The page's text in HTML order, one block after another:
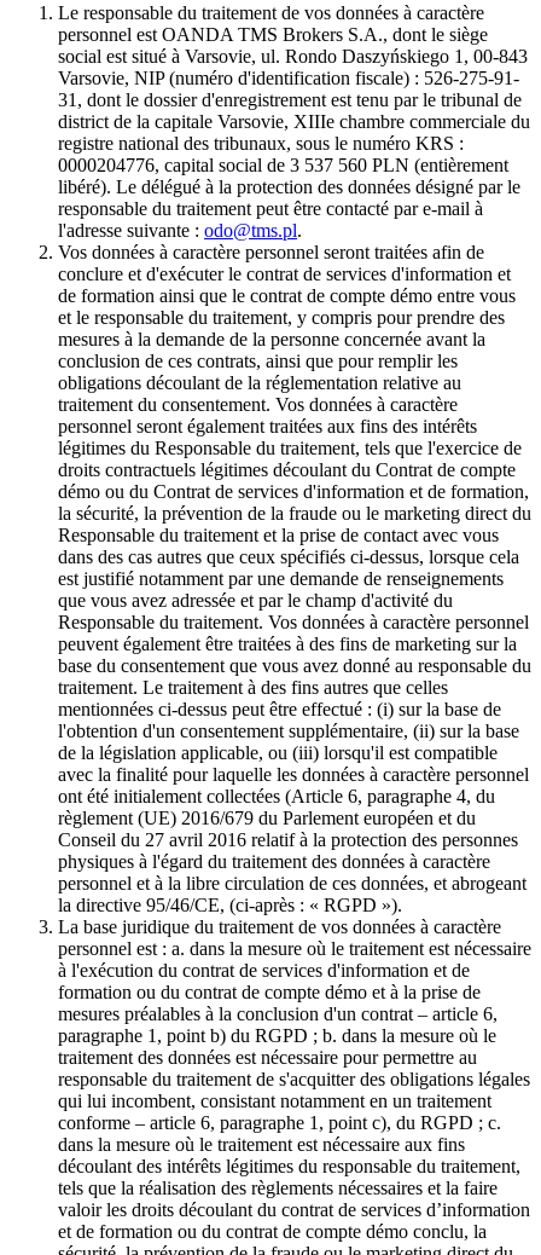
Le responsable du traitement de vos données à caractère
personnel est OANDA TMS Brokers S.A., dont le siège
social est situé à Varsovie, ul. Rondo Daszyńskiego 1, 00-843
Varsovie, NIP (numéro d'identification fiscale) : 526-275-91-
31, dont le dossier d'enregistrement est tenu par le tribunal de
district de la capitale Varsovie, XIIIe chambre commerciale du
registre national des tribunaux, sous le numéro KRS :
0000204776, capital social de 3 537 560 PLN (entièrement
libéré). Le délégué à la protection des données désigné par le
responsable du traitement peut être contacté par e-mail à
l'adresse suivante : odo@tms.pl.
Vos données à caractère personnel seront traitées afin de
conclure et d'exécuter le contrat de services d'information et
de formation ainsi que le contrat de compte démo entre vous
et le responsable du traitement, y compris pour prendre des
mesures à la demande de la personne concernée avant la
conclusion de ces contrats, ainsi que pour remplir les
obligations découlant de la réglementation relative au
traitement du consentement. Vos données à caractère
personnel seront également traitées aux fins des intérêts
légitimes du Responsable du traitement, tels que l'exercice de
droits contractuels légitimes découlant du Contrat de compte
démo ou du Contrat de services d'information et de formation,
la sécurité, la prévention de la fraude ou le marketing direct du
Responsable du traitement et la prise de contact avec vous
dans des cas autres que ceux spécifiés ci-dessus, lorsque cela
est justifié notamment par une demande de renseignements
que vous avez adressée et par le champ d'activité du
Responsable du traitement. Vos données à caractère personnel
peuvent également être traitées à des fins de marketing sur la
base du consentement que vous avez donné au responsable du
traitement. Le traitement à des fins autres que celles
mentionnées ci-dessus peut être effectué : (i) sur la base de
l'obtention d'un consentement supplémentaire, (ii) sur la base
de la législation applicable, ou (iii) lorsqu'il est compatible
avec la finalité pour laquelle les données à caractère personnel
ont été initialement collectées (Article 6, paragraphe 4, du
règlement (UE) 2016/679 du Parlement européen et du
Conseil du 27 avril 2016 relatif à la protection des personnes
physiques à l'égard du traitement des données à caractère
personnel et à la libre circulation de ces données, et abrogeant
la directive 95/46/CE, (ci-après : « RGPD »).
La base juridique du traitement de vos données à caractère
personnel est : a. dans la mesure où le traitement est nécessaire
à l'exécution du contrat de services d'information et de
formation ou du contrat de compte démo et à la prise de
mesures préalables à la conclusion d'un contrat – article 6,
paragraphe 1, point b) du RGPD ; b. dans la mesure où le
traitement des données est nécessaire pour permettre au
responsable du traitement de s'acquitter des obligations légales
qui lui incombent, consistant notamment en un traitement
conforme – article 6, paragraphe 1, point c), du RGPD ; c.
dans la mesure où le traitement est nécessaire aux fins
découlant des intérêts légitimes du responsable du traitement,
tels que la réalisation des règlements nécessaires et la faire
valoir les droits découlant du contrat de services d’information
et de formation ou du contrat de compte démo conclu, la